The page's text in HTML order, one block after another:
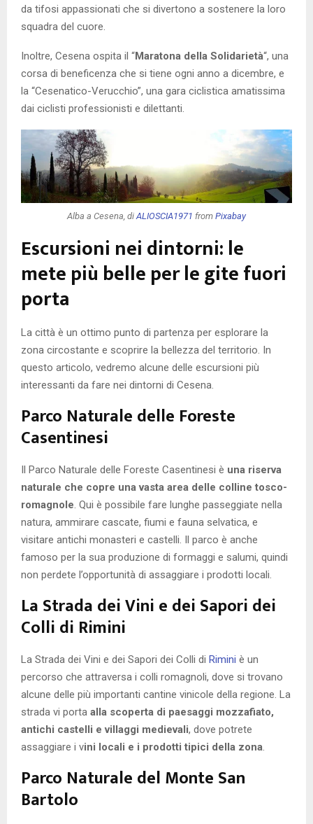
da tifosi appassionati che si divertono a sostenere la loro
squadra del cuore.
Inoltre, Cesena ospita il “Maratona della Solidarietà“, una
corsa di beneficenza che si tiene ogni anno a dicembre, e
la “Cesenatico-Verucchio”, una gara ciclistica amatissima
dai ciclisti professionisti e dilettanti.
Alba a Cesena, diALIOSCIA1971 from Pixabay
Escursioni nei dintorni: le
mete più belle per le gite fuori
porta
La città è un ottimo punto di partenza per esplorare la
zona circostante e scoprire la bellezza del territorio. In
questo articolo, vedremo alcune delle escursioni più
interessanti da fare nei dintorni di Cesena.
Parco Naturale delle Foreste
Casentinesi
Il Parco Naturale delle Foreste Casentinesi è una riserva
naturale che copre una vasta area delle colline tosco-
romagnole. Qui è possibile fare lunghe passeggiate nella
natura, ammirare cascate, fiumi e fauna selvatica, e
visitare antichi monasteri e castelli. Il parco è anche
famoso per la sua produzione di formaggi e salumi, quindi
non perdete l’opportunità di assaggiare i prodotti locali.
La Strada dei Vini e dei Sapori dei
Colli di Rimini
La Strada dei Vini e dei Sapori dei Colli di Rimini è un
percorso che attraversa i colli romagnoli, dove si trovano
alcune delle più importanti cantine vinicole della regione. La
strada vi porta alla scoperta di paesaggi mozzafiato,
antichi castelli e villaggi medievali, dove potrete
assaggiare i vini locali e i prodotti tipici della zona.
Parco Naturale del Monte San
Bartolo